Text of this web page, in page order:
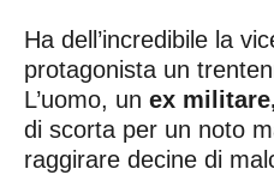
Ha dell’incredibile la
protagonista un
L’uomo, un ex
di scorta per un noto
raggirare decine di